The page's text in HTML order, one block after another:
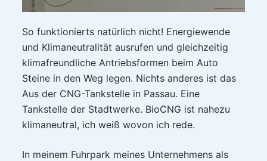
So funktionierts natürlich nicht! Energiewende
und Klimaneutralität ausrufen und gleichzeitig
klimafreundliche Antriebsformen beim Auto
Steine in den Weg legen. Nichts anderes ist das
Aus der CNG-Tankstelle in Passau. Eine
Tankstelle der Stadtwerke. BioCNG ist nahezu
klimaneutral, ich weiß wovon ich rede.
In meinem Fuhrpark meines Unternehmens als